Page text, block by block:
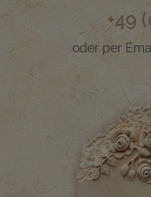
+49
oder per